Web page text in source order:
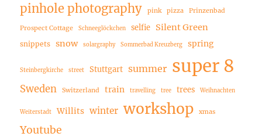
pinhole photography pink pizza Prinzenbad
Prospect Cottage Schneeglöckchen selfie Silent Green
snippets snow solargraphy Sommerbad Kreuzberg spring
Steinbergkirche street Stuttgart summer super 8
Sweden Switzerland train travelling tree trees Weihnachten
Weiterstadt Willits winter workshop xmas
Youtube